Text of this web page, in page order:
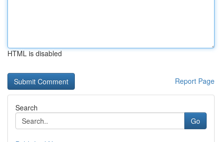
HTML is disabled
Report Page
Search
Go